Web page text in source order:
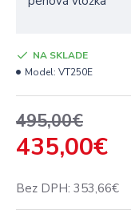
435,00€
495,00€
Bez DPH: 353,66€
NA SKLADE
Model: VT250E